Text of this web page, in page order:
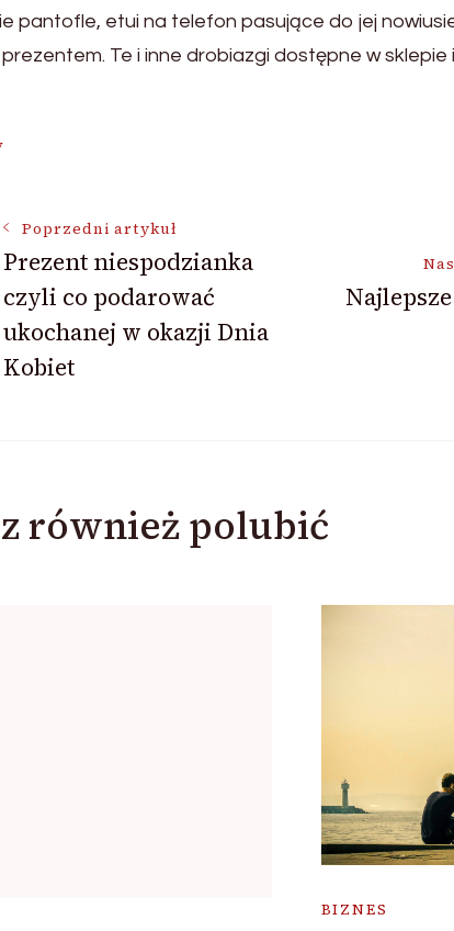
pantofle, etui na telefon pasujące do jej
Te i inne drobiazgi dostępne w
Poprzedni artykuł
Prezent niespodzianka
czyli co podarować
ukochanej w okazji Dnia
Kobiet
również polubić
BIZNES